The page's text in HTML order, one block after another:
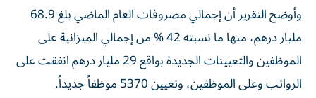
وأوضح التقرير أن إجمالي مصروفات العام الماضي بلغ 68.9
مليار درهم، منها ما نسبته 42 ‎%‎ من إجمالي الميزانية على
الموظفين والتعيينات الجديدة بواقع 29 مليار درهم انفقت على
الرواتب وعلى الموظفين، وتعيين 5370 موظفاً جديداً.